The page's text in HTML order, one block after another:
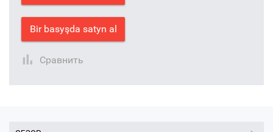
Bir basyşda satyn al
Сравнить